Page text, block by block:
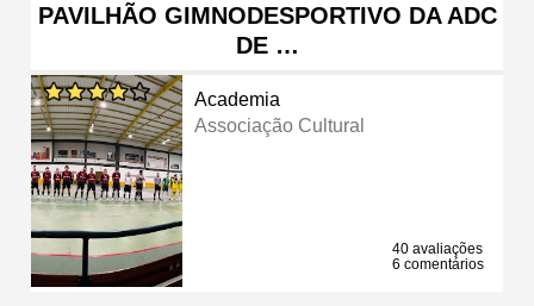
PAVILHÃO GIMNODESPORTIVO DA ADC
DE …
Academia
Associação Cultural
40 avaliações
6 comentários